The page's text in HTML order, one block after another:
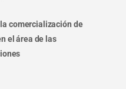
comercialización de
el área de las